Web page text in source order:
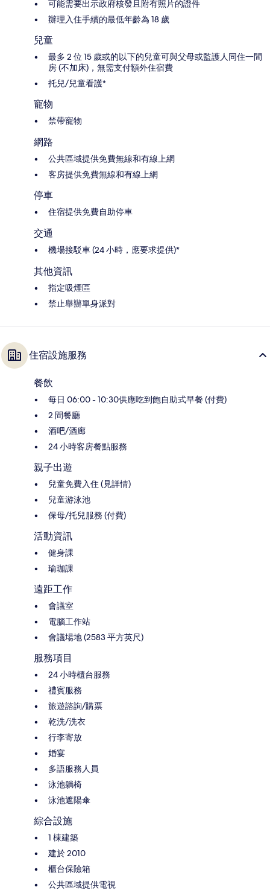
可能需要出示政府核發且附有照片的證件
辦理入住手續的最低年齡為 18 歲
兒童
最多 2 位 15 歲或的以下的兒童可與父母或監護人同住一間
房 (不加床)，無需支付額外住宿費
托兒/兒童看護*
寵物
禁帶寵物
網路
公共區域提供免費無線和有線上網
客房提供免費無線和有線上網
停車
住宿提供免費自助停車
交通
機場接駁車 (24 小時，應要求提供)*
其他資訊
指定吸煙區
禁止舉辦單身派對
住宿設施服務
餐飲
每日 06:00 - 10:30供應吃到飽自助式早餐 (付費)
2 間餐廳
酒吧/酒廊
24 小時客房餐點服務
親子出遊
兒童免費入住 (見詳情)
兒童游泳池
保母/托兒服務 (付費)
活動資訊
健身課
瑜珈課
遠距工作
會議室
電腦工作站
會議場地 (2583 平方英尺)
服務項目
24 小時櫃台服務
禮賓服務
旅遊諮詢/購票
乾洗/洗衣
行李寄放
婚宴
多語服務人員
泳池躺椅
泳池遮陽傘
綜合設施
1 棟建築
建於 2010
櫃台保險箱
公共區域提供電視